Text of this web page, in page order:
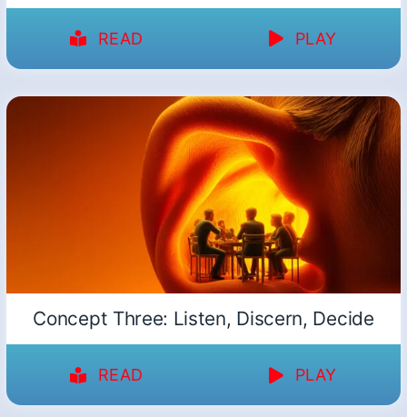
READ PLAY
Concept Three: Listen, Discern, Decide
READ PLAY